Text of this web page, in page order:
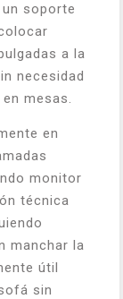
soporte
a la
necesidad
mesas.
en
monitor
técnica
manchar la
útil
sin